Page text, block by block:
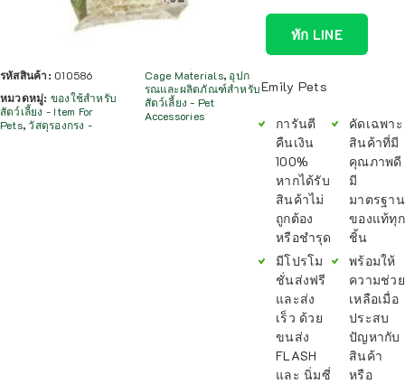
รหัสสินค้า: 010586
หมวดหมู่: ของใช้สำหรับ
สัตว์เลี้ยง - Item For
Pets,วัสดุรองกรง -
Cage Materials, อุปก
รณและผลิตภัณฑ์สำหรับ
สัตว์เลี้ยง - Pet
Accessories
ทัก LINE
Emily Pets
การันตี
คืนเงิน
100%
หากได้รับ
สินค้าไม่
ถูกต้อง
หรือชำรุด
มีโปรโม
ชั่นส่งฟรี
และส่ง
เร็ว ด้วย
ขนส่ง
FLASH
และ นิ่มซี่
คัดเฉพาะ
สินค้าที่มี
คุณภาพดี
มี
มาตรฐาน
ของแท้ทุก
ชิ้น
พร้อมให้
ความช่วย
เหลือเมื่อ
ประสบ
ปัญหากับ
สินค้า
หรือ